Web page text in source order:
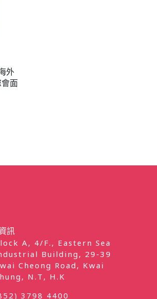
外
面
訊
A, 4/F., Eastern Sea
Building, 29-39
Cheong Road, Kwai
N.T, H.K
3798 4400